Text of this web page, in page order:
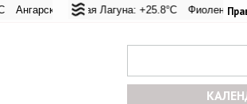
Лагуна: +25.8°C Фиолент: +26.2°C
перевал: +25.8°C Евпатория: +31.8°C Керчь: